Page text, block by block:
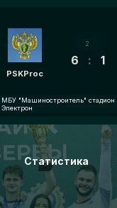
PSKProc
2
6 : 1
МБУ "Машиностроитель" стадион
Электрон
Статистика